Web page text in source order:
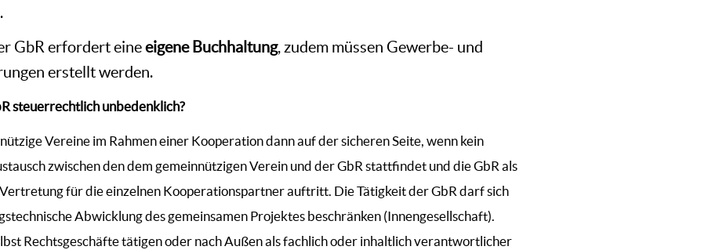
GbR erfordert eineeigene Buchhaltung, zudem müssen Gewerbe- und
erstellt werden.
steuerrechtlich unbedenklich?
Vereine im Rahmen einer Kooperation dann auf der sicheren Seite, wenn kein
zwischen den dem gemeinnützigen Verein und der GbR stattfindet und die GbR als
für die einzelnen Kooperationspartner auftritt. Die Tätigkeit der GbR darf sich
Abwicklung des gemeinsamen Projektes beschränken (Innengesellschaft).
Rechtsgeschäfte tätigen oder nach Außen als fachlich oder inhaltlich verantwortlicher